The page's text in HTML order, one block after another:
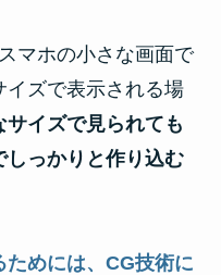
マホの小さな画面で
イズで表示される場
サイズで見られても
しっかりと作り込む
めには、CG技術に